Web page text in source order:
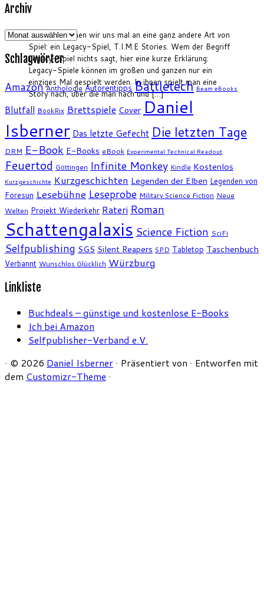
Heute versuchen wir uns mal an eine ganz andere Art von
Spiel: ein Legacy-Spiel, T.I.M.E Stories. Wem der Begriff
Legacy-Spiel nichts sagt, hier eine kurze Erklärung:
Legacy-Spiele können im großen und ganzen nur ein
einziges Mal gespielt werden. In ihnen spielt man eine
Story nach, über die man nach und […]
Archiv
Archiv
Schlagwörter
Amazon Anthologie Autorentipps Battletech Beam eBooks
Blutfall BookRix Brettspiele Cover Daniel
Isberner Das letzte Gefecht Die letzten Tage
DRM E-Book E-Books eBook Experimental Technical Readout
Feuertod Göttingen Infinite Monkey Kindle Kostenlos
Kurzgeschichte Kurzgeschichten Legenden der Elben Legenden von
Foresun Lesebühne Leseprobe Military Science Fiction Neue
Welten Projekt Wiederkehr Rateri Roman
Schattengalaxis Science Fiction SciFi
Selfpublishing SGS Silent Reapers SPD Tabletop Taschenbuch
Verbannt Wunschlos Glücklich Würzburg
Linkliste
Buchdeals – günstige und kostenlose E-Books
Ich bei Amazon
Selfpublisher-Verband e.V.
· © 2026 Daniel Isberner · Präsentiert von · Entworfen mit
dem Customizr-Theme ·